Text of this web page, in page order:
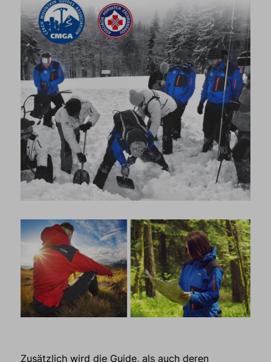
Zusätzlich wirddie Guide, als auch deren